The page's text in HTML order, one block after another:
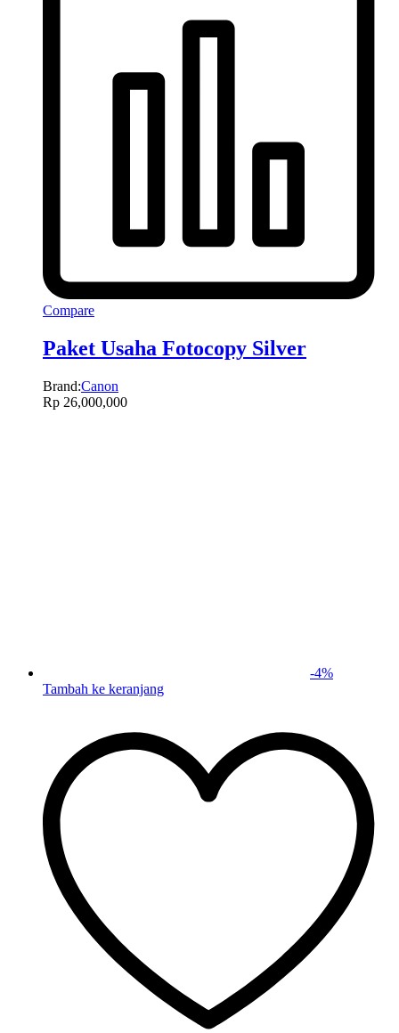
Compare
Paket Usaha Fotocopy Silver
Brand:Canon
Rp 26,000,000
-4%
Tambah ke keranjang